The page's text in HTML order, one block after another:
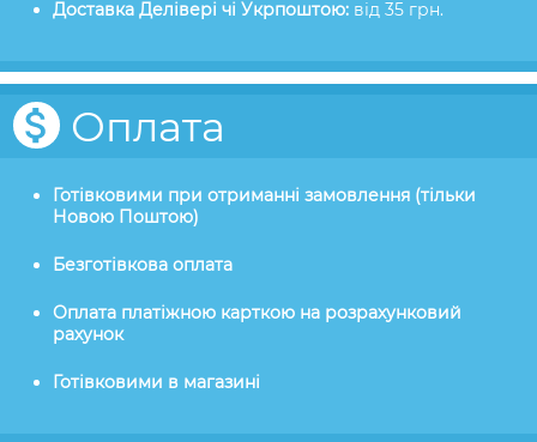
Доставка Делівері чі Укрпоштою: від 35 грн.
Оплата
Готівковими при отриманні замовлення (тільки
Новою Поштою)
Безготівкова оплата
Оплата платіжною карткою на розрахунковий
рахунок
Готівковими в магазині